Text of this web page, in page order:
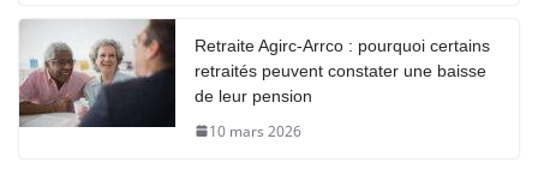
Retraite Agirc-Arrco : pourquoi certains
retraités peuvent constater une baisse
de leur pension
10 mars 2026